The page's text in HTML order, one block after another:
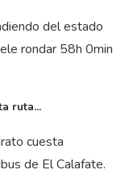
del estado
rondar 58h 0min
ruta...
cuesta
de El Calafate.